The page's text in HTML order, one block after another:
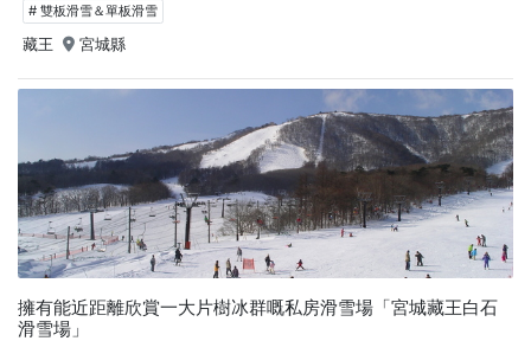
# 雙板滑雪＆單板滑雪
藏王 宮城縣
擁有能近距離欣賞一大片樹冰群嘅私房滑雪場「宮城藏王白石
滑雪場」